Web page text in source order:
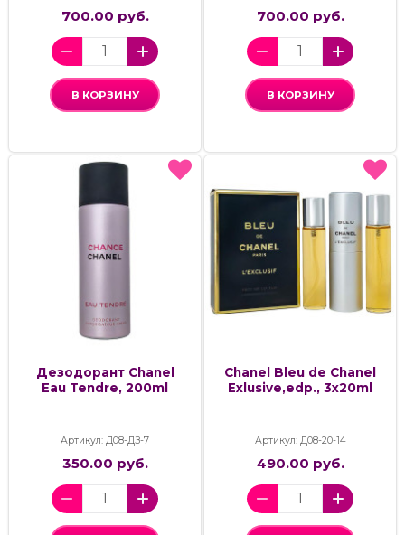
700.00 руб.
В КОРЗИНУ
700.00 руб.
В КОРЗИНУ
Дезодорант Chanel
Eau Tendre, 200ml
Артикул: Д08-ДЗ-7
350.00 руб.
Chanel Bleu de Chanel
Exlusive,edp., 3x20ml
Артикул: Д08-20-14
490.00 руб.